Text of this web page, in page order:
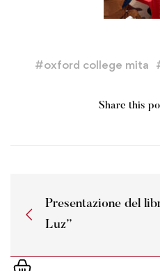
#oxford college mita
Share this
Presentazione del
Luz”